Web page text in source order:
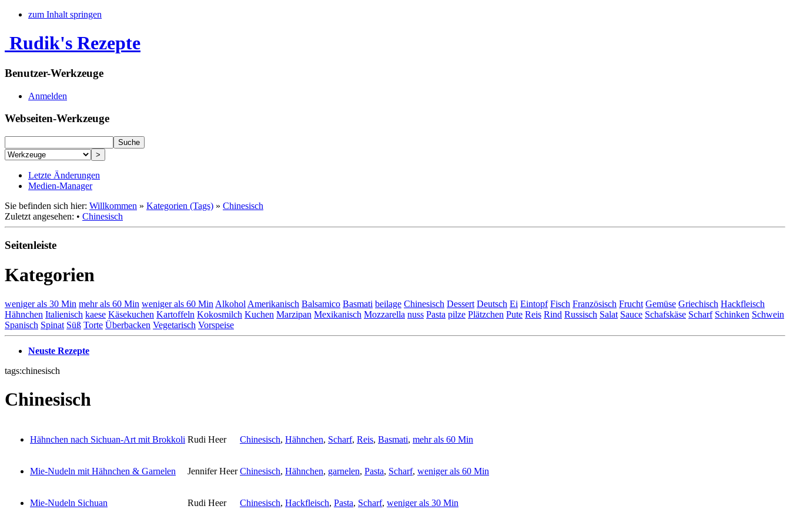
zum Inhalt springen
Rudik's Rezepte
Benutzer-Werkzeuge
Anmelden
Webseiten-Werkzeuge
Letzte Änderungen
Medien-Manager
Sie befinden sich hier: Willkommen » Kategorien (Tags) » Chinesisch
Zuletzt angesehen: • Chinesisch
Seitenleiste
Kategorien
weniger als 30 Min mehr als 60 Min weniger als 60 Min Alkohol Amerikanisch Balsamico Basmati beilage Chinesisch Dessert Deutsch Ei Eintopf Fisch Französisch Frucht Gemüse Griechisch Hackfleisch
Hähnchen Italienisch kaese Käsekuchen Kartoffeln Kokosmilch Kuchen Marzipan Mexikanisch Mozzarella nuss Pasta pilze Plätzchen Pute Reis Rind Russisch Salat Sauce Schafskäse Scharf Schinken Schwein
Spanisch Spinat Süß Torte Überbacken Vegetarisch Vorspeise
Neuste Rezepte
tags:chinesisch
Chinesisch
Hähnchen nach Sichuan-Art mit Brokkoli Rudi Heer Chinesisch, Hähnchen, Scharf, Reis, Basmati, mehr als 60 Min
Mie-Nudeln mit Hähnchen & Garnelen Jennifer Heer Chinesisch, Hähnchen, garnelen, Pasta, Scharf, weniger als 60 Min
Mie-Nudeln Sichuan Rudi Heer Chinesisch, Hackfleisch, Pasta, Scharf, weniger als 30 Min